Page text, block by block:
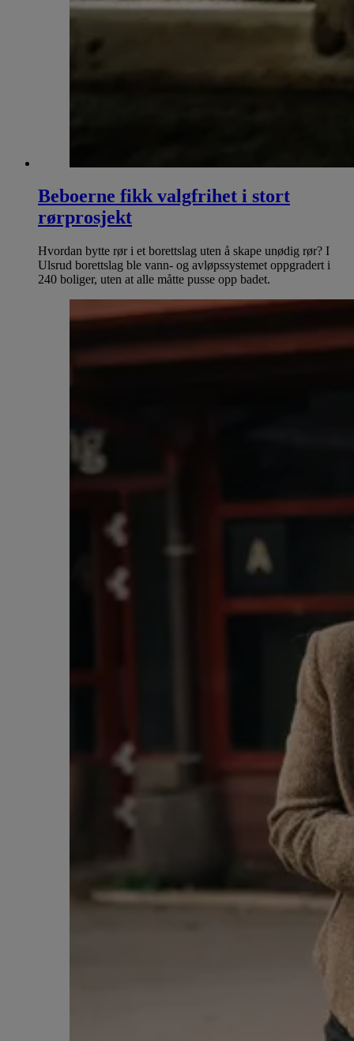
Beboerne fikk valgfrihet i stort
rørprosjekt
Hvordan bytte rør i et borettslag uten å skape unødig rør? I
Ulsrud borettslag ble vann- og avløpssystemet oppgradert i
240 boliger, uten at alle måtte pusse opp badet.